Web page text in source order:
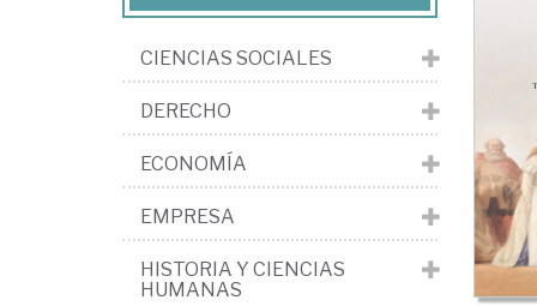
CIENCIAS SOCIALES
DERECHO
ECONOMÍA
EMPRESA
HISTORIA Y CIENCIAS
HUMANAS